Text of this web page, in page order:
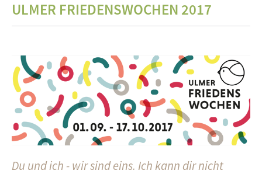
ULMER FRIEDENSWOCHEN 2017
Du und ich - wir sind eins. Ich kann dir nicht